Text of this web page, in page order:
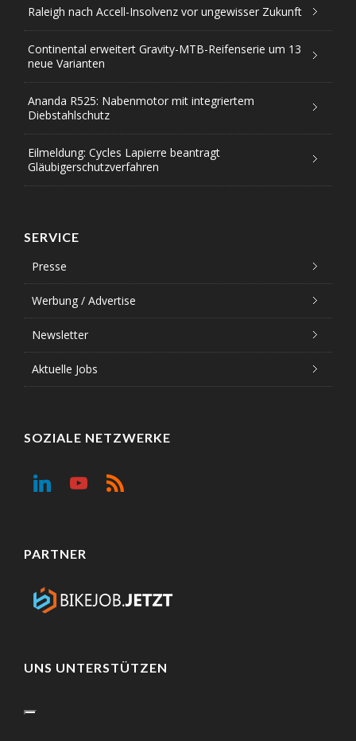
Raleigh nach Accell-Insolvenz vor ungewisser Zukunft
Continental erweitert Gravity-MTB-Reifenserie um 13
neue Varianten
Ananda R525: Nabenmotor mit integriertem
Diebstahlschutz
Eilmeldung: Cycles Lapierre beantragt
Gläubigerschutzverfahren
SERVICE
Presse
Werbung / Advertise
Newsletter
Aktuelle Jobs
SOZIALE NETZWERKE
PARTNER
UNS UNTERSTÜTZEN